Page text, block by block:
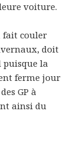
voiture.
fait couler
doit
puisque la
ferme jour
GP à
ainsi du